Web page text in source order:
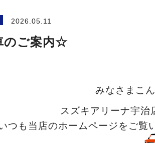
2026.05.11
のご案内☆
みなさまこ
スズキアリーナ宇治
つも当店のホームページをご覧